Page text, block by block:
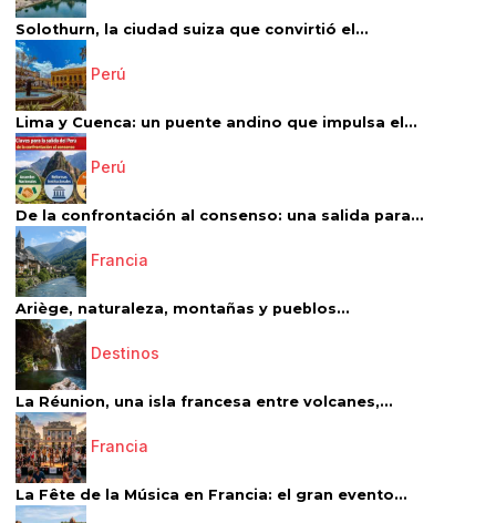
Solothurn, la ciudad suiza que convirtió el...
Perú
Lima y Cuenca: un puente andino que impulsa el...
Perú
De la confrontación al consenso: una salida para...
Francia
Ariège, naturaleza, montañas y pueblos...
Destinos
La Réunion, una isla francesa entre volcanes,...
Francia
La Fête de la Música en Francia: el gran evento...